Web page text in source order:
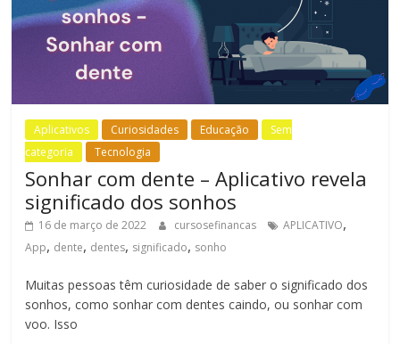
Aplicativos Curiosidades Educação
Sem
categoria
Tecnologia
Sonhar com dente – Aplicativo revela
significado dos sonhos
16 de março de 2022 cursosefinancas APLICATIVO,
App, dente, dentes, significado, sonho
Muitas pessoas têm curiosidade de saber o significado dos
sonhos, como sonhar com dentes caindo, ou sonhar com
voo. Isso